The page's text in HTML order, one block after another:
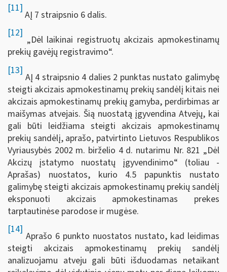
[11]
AĮ 7 straipsnio 6 dalis.
[12]
„Dėl laikinai registruotų akcizais apmokestinamų
prekių gavėjų registravimo“.
[13]
AĮ 4 straipsnio 4 dalies 2 punktas nustato galimybę
steigti akcizais apmokestinamų prekių sandėlį kitais nei
akcizais apmokestinamų prekių gamyba, perdirbimas ar
maišymas atvejais. Šią nuostatą įgyvendina Atvejų, kai
gali būti leidžiama steigti akcizais apmokestinamų
prekių sandėlį, aprašo, patvirtinto Lietuvos Respublikos
Vyriausybės 2002 m. birželio 4 d. nutarimu Nr. 821 „Dėl
Akcizų įstatymo nuostatų įgyvendinimo“ (toliau -
Aprašas) nuostatos, kurio 4.5 papunktis nustato
galimybę steigti akcizais apmokestinamų prekių sandėlį
eksponuoti akcizais apmokestinamas prekes
tarptautinėse parodose ir mugėse.
[14]
Aprašo 6 punkto nuostatos nustato, kad leidimas
steigti akcizais apmokestinamų prekių sandėlį
analizuojamu atveju gali būti išduodamas netaikant